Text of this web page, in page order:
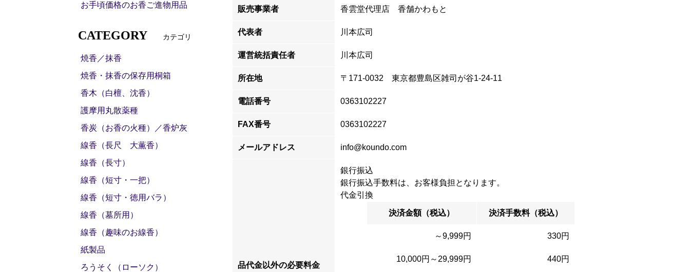
販売事業者 香雲堂代理店 香舗かわもと
代表者 川本広司
運営統括責任者 川本広司
所在地 〒171-0032 東京都豊島区雑司が谷1-24-11
電話番号 0363102227
FAX番号 0363102227
メールアドレス info@koundo.com
品代金以外の必要料金
銀行振込
銀行振込手数料は、お客様負担となります。
代金引換
決済金額（税込） 決済手数料（税込）
～9,999円 330円
10,000円～29,999円 440円
お手頃価格のお香ご進物用品
CATEGORY カテゴリ
焼香／抹香
焼香・抹香の保存用桐箱
香木（白檀、沈香）
護摩用丸散薬種
香炭（お香の火種）／香炉灰
線香（長尺 大薫香）
線香（長寸）
線香（短寸・一把）
線香（短寸・徳用バラ）
線香（墓所用）
線香（趣味のお線香）
紙製品
ろうそく（ローソク）